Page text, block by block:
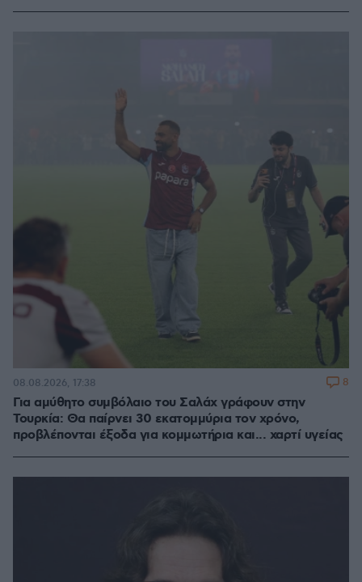
Για αμύθητο συμβόλαιο του Σαλάχ γράφουν στην
Τουρκία: Θα παίρνει 30 εκατομμύρια τον χρόνο,
προβλέπονται έξοδα για κομμωτήρια και... χαρτί υγείας
08.08.2026, 17:38 8